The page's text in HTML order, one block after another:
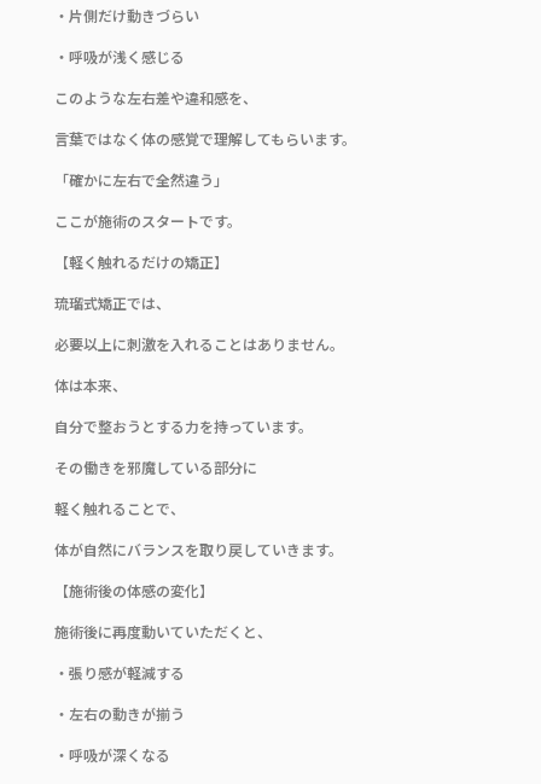
・片側だけ動きづらい
・呼吸が浅く感じる
このような左右差や違和感を、
言葉ではなく体の感覚で理解してもらいます。
「確かに左右で全然違う」
ここが施術のスタートです。
【軽く触れるだけの矯正】
琉瑠式矯正では、
必要以上に刺激を入れることはありません。
体は本来、
自分で整おうとする力を持っています。
その働きを邪魔している部分に
軽く触れることで、
体が自然にバランスを取り戻していきます。
【施術後の体感の変化】
施術後に再度動いていただくと、
・張り感が軽減する
・左右の動きが揃う
・呼吸が深くなる